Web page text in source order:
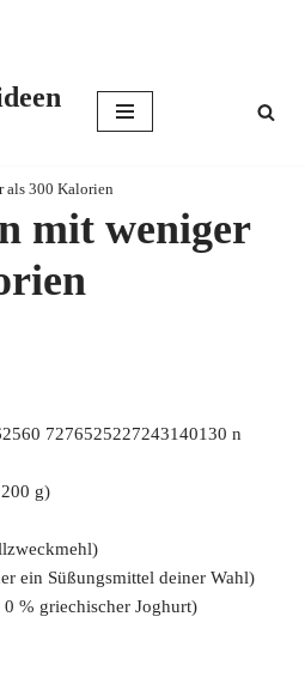
als 300 Kalorien
mit weniger
g)
ein Süßungsmittel deiner Wahl)
% griechischer Joghurt)